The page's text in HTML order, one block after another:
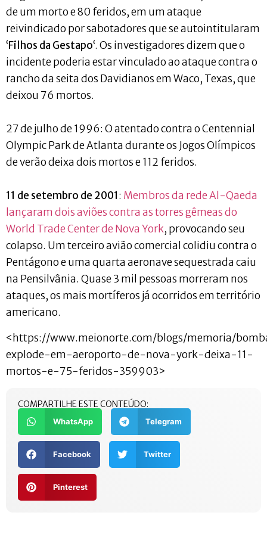
de um morto e 80 feridos, em um ataque
reivindicado por sabotadores que se autointitularam
‘Filhos da Gestapo‘. Os investigadores dizem que o
incidente poderia estar vinculado ao ataque contra o
rancho da seita dos Davidianos em Waco, Texas, que
deixou 76 mortos.
27 de julho de 1996: O atentado contra o Centennial
Olympic Park de Atlanta durante os Jogos Olímpicos
de verão deixa dois mortos e 112 feridos.
11 de setembro de 2001: Membros da rede Al-Qaeda
lançaram dois aviões contra as torres gêmeas do
World Trade Center de Nova York, provocando seu
colapso. Um terceiro avião comercial colidiu contra o
Pentágono e uma quarta aeronave sequestrada caiu
na Pensilvânia. Quase 3 mil pessoas morreram nos
ataques, os mais mortíferos já ocorridos em território
americano.
<https://www.meionorte.com/blogs/memoria/
explode-em-aeroporto-de-nova-york-deixa-11-
mortos-e-75-feridos-359903>
COMPARTILHE ESTE CONTEÚDO:
WhatsApp Telegram
Facebook Twitter
Pinterest